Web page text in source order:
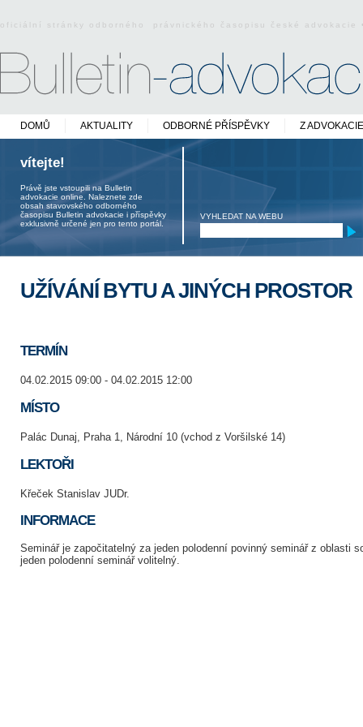
oficiální stránky odborného právnického časopisu české
DOMŮ AKTUALITY ODBORNÉ PŘÍSPĚVKY Z ADVOKACIE
vítejte!
Právě jste vstoupili na Bulletin
advokacie online. Naleznete zde
obsah stavovského odborného
časopisu Bulletin advokacie i příspěvky
exklusivně určené jen pro tento portál.
VYHLEDAT NA WEBU
UŽÍVÁNÍ BYTU A JINÝCH PROSTOR
TERMÍN
04.02.2015 09:00 - 04.02.2015 12:00
MÍSTO
Palác Dunaj, Praha 1, Národní 10 (vchod z Voršilské 14)
LEKTOŘI
Křeček Stanislav JUDr.
INFORMACE
Seminář je započitatelný za jeden polodenní povinný seminář z oblasti
jeden polodenní seminář volitelný.